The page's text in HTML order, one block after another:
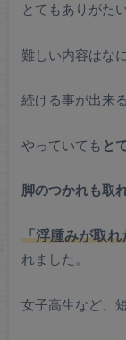
とてもありがた
難しい内容はな
続ける事が出来
やっていても と
脚のつかれも取
「浮腫みが取
れました。
女子高生など、